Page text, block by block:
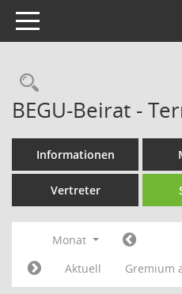
Toggle navigation
BEGU-Beirat -
Informationen
Vertreter
Monat
Aktuell
Gremium